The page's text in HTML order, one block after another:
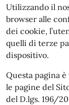
Utilizzando il
browser alle
dei cookie,
quelli di terze
dispositivo.
Questa pagina
le pagine del
del D.lgs. 196/